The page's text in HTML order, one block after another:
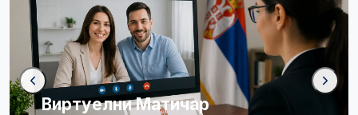
Бирачки списак